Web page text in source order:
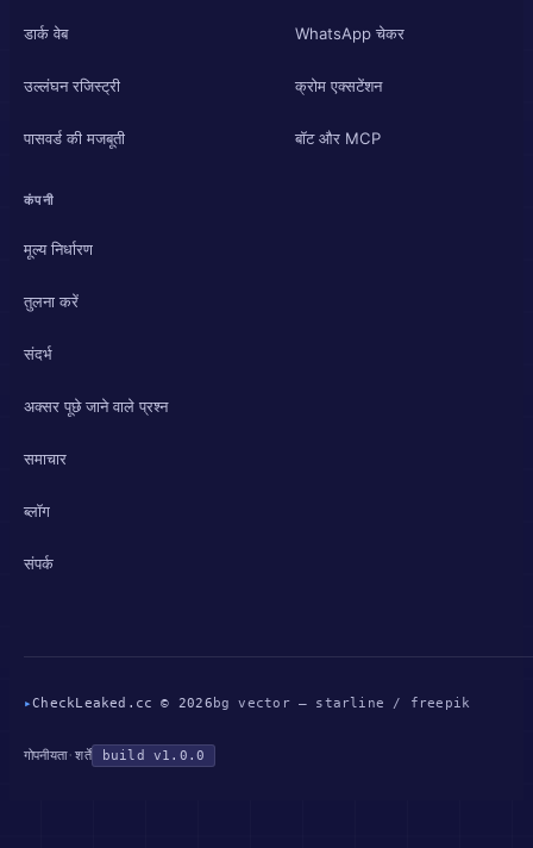
डार्क वेब
उल्लंघन रजिस्ट्री
पासवर्ड की मजबूती
WhatsApp चेकर
क्रोम एक्सटेंशन
बॉट और MCP
कंपनी
मूल्य निर्धारण
तुलना करें
संदर्भ
अक्सर पूछे जाने वाले प्रश्न
समाचार
ब्लॉग
संपर्क
▸CheckLeaked.cc © 2026 bg vector — starline / freepik
गोपनीयता·शर्तें build v1.0.0